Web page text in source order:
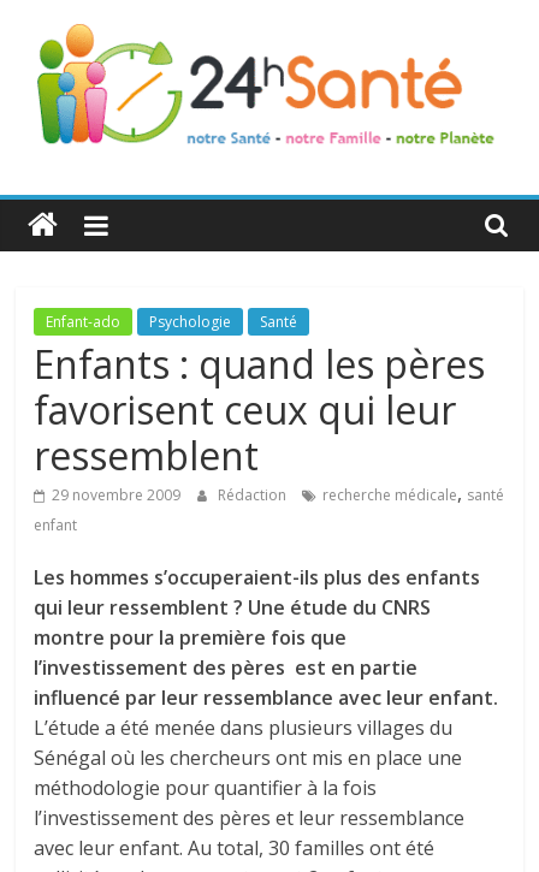
24h
Santé
La
santé
toute
famille
Enfant-ado Psychologie Santé
Enfants : quand les pères
favorisent ceux qui leur
ressemblent
29 novembre 2009 Rédaction recherche médicale, santé
enfant
Les hommes s’occuperaient-ils plus des enfants
qui leur ressemblent ? Une étude du CNRS
montre pour la première fois que
l’investissement des pères est en partie
influencé par leur ressemblance avec leur enfant.
L’étude a été menée dans plusieurs villages du
Sénégal où les chercheurs ont mis en place une
méthodologie pour quantifier à la fois
l’investissement des pères et leur ressemblance
avec leur enfant. Au total, 30 familles ont été